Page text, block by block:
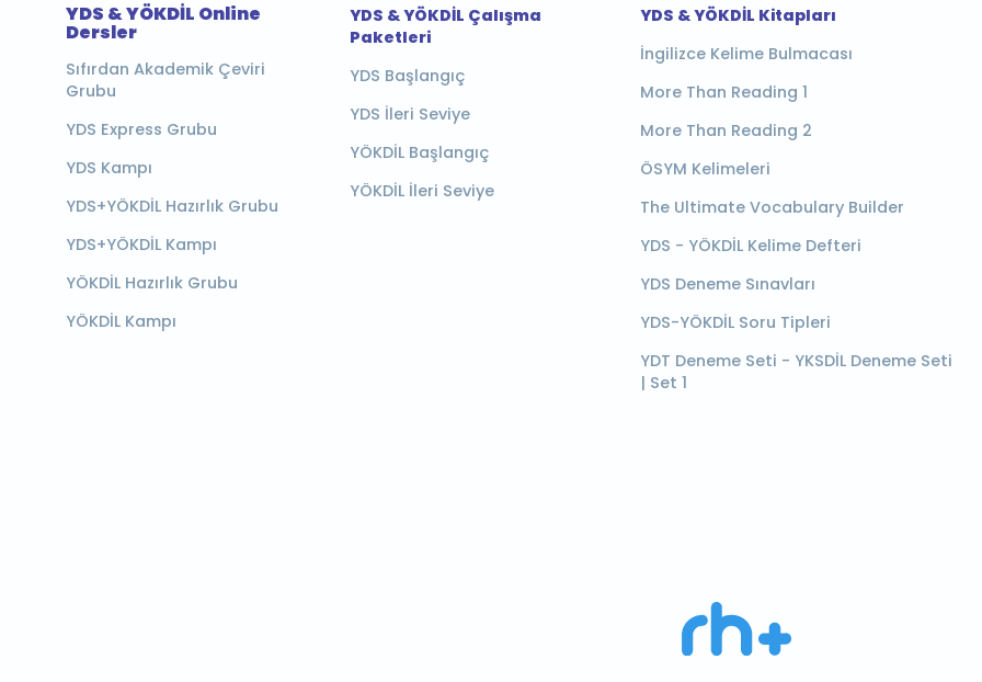
YDS & YÖKDİL Online
Dersler
Sıfırdan Akademik Çeviri
Grubu
YDS Express Grubu
YDS Kampı
YDS+YÖKDİL Hazırlık Grubu
YDS+YÖKDİL Kampı
YÖKDİL Hazırlık Grubu
YÖKDİL Kampı
YDS & YÖKDİL Çalışma
Paketleri
YDS Başlangıç
YDS İleri Seviye
YÖKDİL Başlangıç
YÖKDİL İleri Seviye
YDS & YÖKDİL Kitapları
İngilizce Kelime Bulmacası
More Than Reading 1
More Than Reading 2
ÖSYM Kelimeleri
The Ultimate Vocabulary Builder
YDS - YÖKDİL Kelime Defteri
YDS Deneme Sınavları
YDS-YÖKDİL Soru Tipleri
YDT Deneme Seti - YKSDİL Deneme Seti
| Set 1